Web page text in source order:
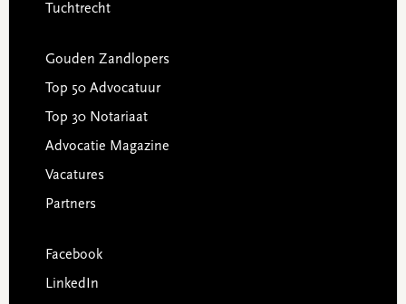
Tuchtrecht
Gouden Zandlopers
Top 50 Advocatuur
Top 30 Notariaat
Advocatie Magazine
Vacatures
Partners
Facebook
LinkedIn